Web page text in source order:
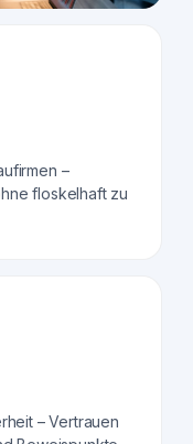
–
floskelhaft zu
– Vertrauen